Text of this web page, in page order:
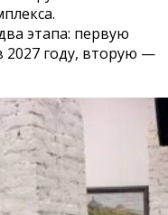
этапа: первую
2027 году, вторую —